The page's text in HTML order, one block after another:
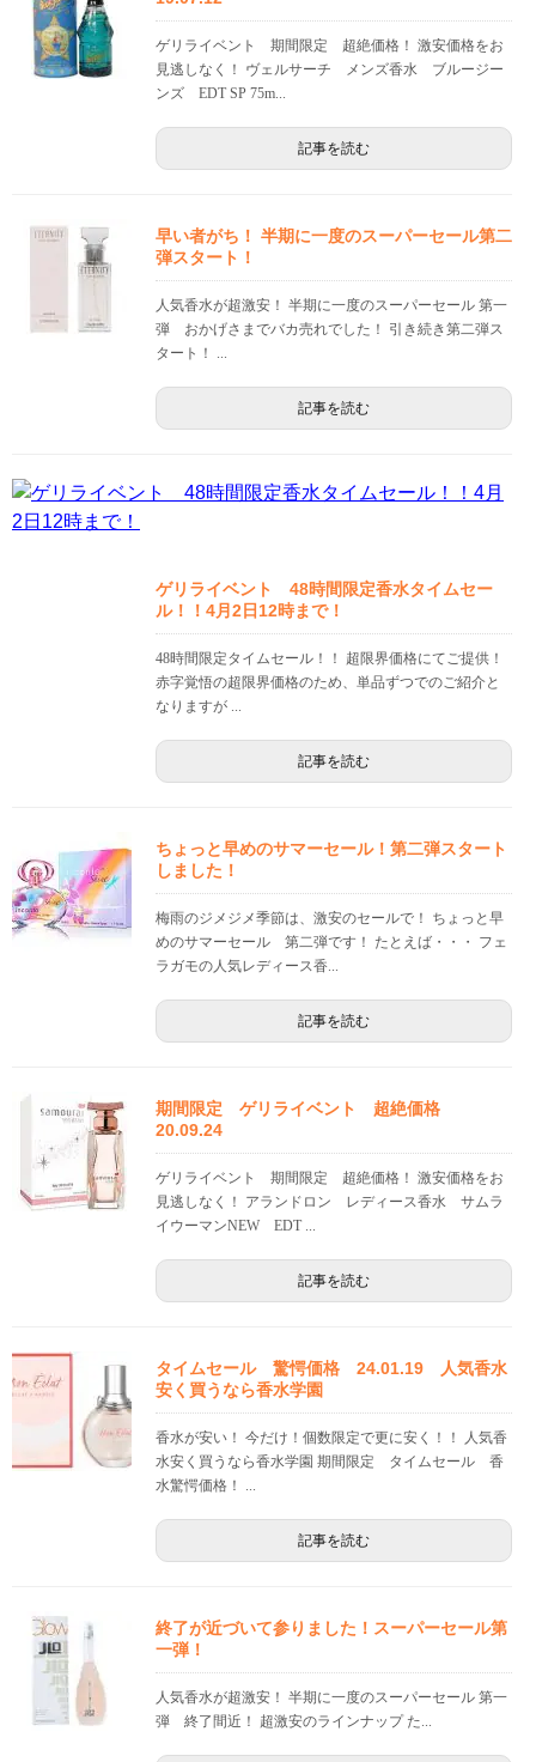
ゲリライベント 期間限定 超絶価格！ 激安価格をお
見逃しなく！ ヴェルサーチ メンズ香水 ブルージー
ンズ EDT SP 75m...
記事を読む
早い者がち！ 半期に一度のスーパーセール第二
弾スタート！
人気香水が超激安！ 半期に一度のスーパーセール 第一
弾 おかげさまでバカ売れでした！ 引き続き第二弾ス
タート！ ...
記事を読む
ゲリライベント 48時間限定香水タイムセー
ル！！4月2日12時まで！
48時間限定タイムセール！！ 超限界価格にてご提供！
赤字覚悟の超限界価格のため、単品ずつでのご紹介と
なりますが ...
記事を読む
ちょっと早めのサマーセール！第二弾スタート
しました！
梅雨のジメジメ季節は、激安のセールで！ ちょっと早
めのサマーセール 第二弾です！ たとえば・・・ フェ
ラガモの人気レディース香...
記事を読む
期間限定 ゲリライベント 超絶価格
20.09.24
ゲリライベント 期間限定 超絶価格！ 激安価格をお
見逃しなく！ アランドロン レディース香水 サムラ
イウーマンNEW EDT ...
記事を読む
タイムセール 驚愕価格 24.01.19 人気香水
安く買うなら香水学園
香水が安い！ 今だけ！個数限定で更に安く！！ 人気香
水安く買うなら香水学園 期間限定 タイムセール 香
水驚愕価格！ ...
記事を読む
終了が近づいて参りました！スーパーセール第
一弾！
人気香水が超激安！ 半期に一度のスーパーセール 第一
弾 終了間近！ 超激安のラインナップ た...